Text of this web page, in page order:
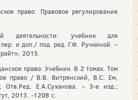
право. Правовое регулирование
деятельности: учебник для
и доп./ под. ред. Г.Ф. Ручкиной. –
2015.
право: Учебник. В 2 томах. Том
право / В.В. Витрянский, В.С. Ем,
Отв.Ред. Е.А.Суханова. – 3-е изд.;
2013. -1208 с.